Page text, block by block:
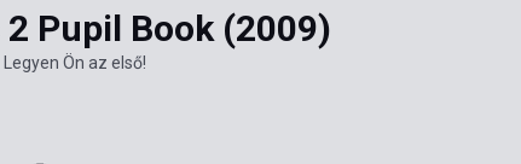
Pupil Book (2009)
Ön az első!